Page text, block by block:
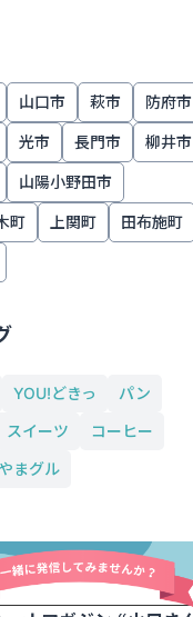
山口市 萩市 防府市
光市 長門市 柳井市
山陽小野田市
町 上関町 田布施町
YOU!どきっ
パン
スイーツ
コーヒー
やまグル